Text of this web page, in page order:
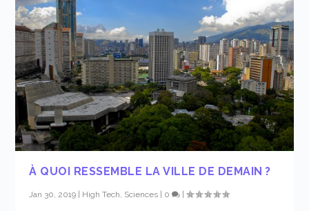
À QUOI RESSEMBLE LA VILLE DE DEMAIN ?
Jan 30, 2019 | High Tech, Sciences | 0 |